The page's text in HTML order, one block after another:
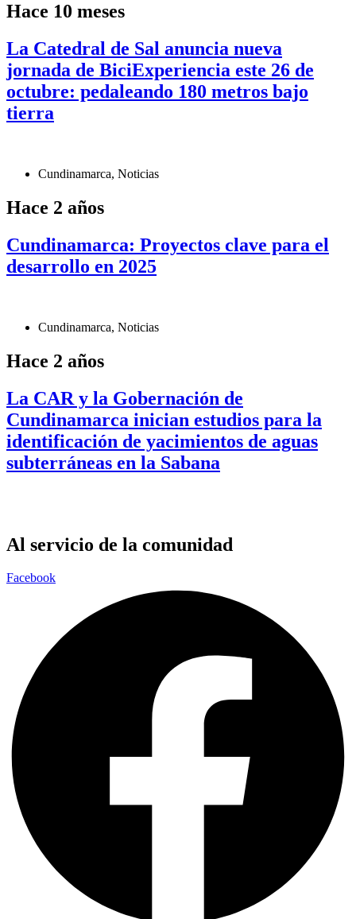
Hace 10 meses
La Catedral de Sal anuncia nueva
jornada de BiciExperiencia este 26 de
octubre: pedaleando 180 metros bajo
tierra
Cundinamarca, Noticias
Hace 2 años
Cundinamarca: Proyectos clave para el
desarrollo en 2025
Cundinamarca, Noticias
Hace 2 años
La CAR y la Gobernación de
Cundinamarca inician estudios para la
identificación de yacimientos de aguas
subterráneas en la Sabana
Al servicio de la comunidad
Facebook